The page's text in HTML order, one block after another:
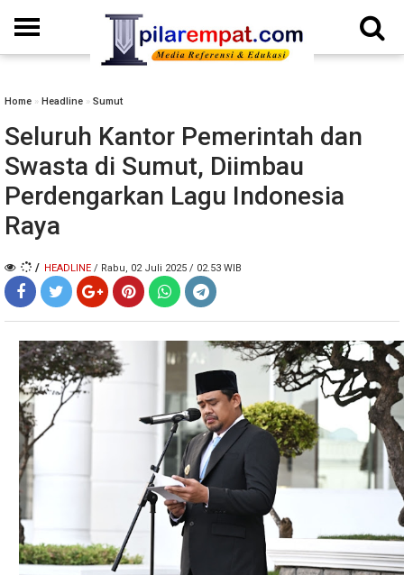
Home » Headline » Sumut
Seluruh Kantor Pemerintah dan
Swasta di Sumut, Diimbau
Perdengarkan Lagu Indonesia
Raya
/ HEADLINE / Rabu, 02 Juli 2025 / 02.53 WIB